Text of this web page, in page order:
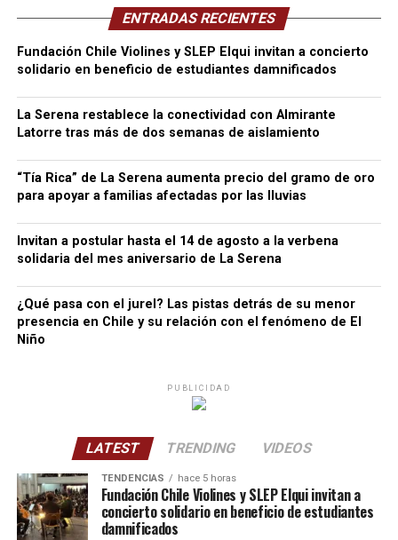
ENTRADAS RECIENTES
Fundación Chile Violines y SLEP Elqui invitan a concierto
solidario en beneficio de estudiantes damnificados
La Serena restablece la conectividad con Almirante
Latorre tras más de dos semanas de aislamiento
“Tía Rica” de La Serena aumenta precio del gramo de oro
para apoyar a familias afectadas por las lluvias
Invitan a postular hasta el 14 de agosto a la verbena
solidaria del mes aniversario de La Serena
¿Qué pasa con el jurel? Las pistas detrás de su menor
presencia en Chile y su relación con el fenómeno de El
Niño
PUBLICIDAD
LATEST TRENDING VIDEOS
TENDENCIAS hace 5 horas
Fundación Chile Violines y SLEP Elqui invitan a
concierto solidario en beneficio de estudiantes
damnificados